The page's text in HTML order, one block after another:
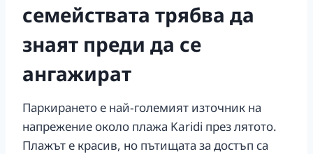
семействата трябва да
знаят преди да се
ангажират
Паркирането е най‑големият източник на
напрежение около плажа Karidi през лятото.
Плажът е красив, но пътищата за достъп са